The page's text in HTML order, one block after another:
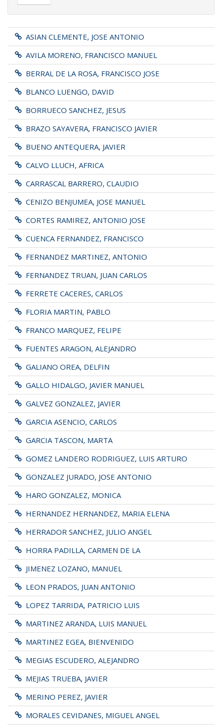
ASIAN CLEMENTE, JOSE ANTONIO
AVILA MORENO, FRANCISCO MANUEL
BERRAL DE LA ROSA, FRANCISCO JOSE
BLANCO LUENGO, DAVID
BORRUECO SANCHEZ, JESUS
BRAZO SAYAVERA, FRANCISCO JAVIER
BUENO ANTEQUERA, JAVIER
CALVO LLUCH, AFRICA
CARRASCAL BARRERO, CLAUDIO
CENIZO BENJUMEA, JOSE MANUEL
CORTES RAMIREZ, ANTONIO JOSE
CUENCA FERNANDEZ, FRANCISCO
FERNANDEZ MARTINEZ, ANTONIO
FERNANDEZ TRUAN, JUAN CARLOS
FERRETE CACERES, CARLOS
FLORIA MARTIN, PABLO
FRANCO MARQUEZ, FELIPE
FUENTES ARAGON, ALEJANDRO
GALIANO OREA, DELFIN
GALLO HIDALGO, JAVIER MANUEL
GALVEZ GONZALEZ, JAVIER
GARCIA ASENCIO, CARLOS
GARCIA TASCON, MARTA
GOMEZ LANDERO RODRIGUEZ, LUIS ARTURO
GONZALEZ JURADO, JOSE ANTONIO
HARO GONZALEZ, MONICA
HERNANDEZ HERNANDEZ, MARIA ELENA
HERRADOR SANCHEZ, JULIO ANGEL
HORRA PADILLA, CARMEN DE LA
JIMENEZ LOZANO, MANUEL
LEON PRADOS, JUAN ANTONIO
LOPEZ TARRIDA, PATRICIO LUIS
MARTINEZ ARANDA, LUIS MANUEL
MARTINEZ EGEA, BIENVENIDO
MEGIAS ESCUDERO, ALEJANDRO
MEJIAS TRUEBA, JAVIER
MERINO PEREZ, JAVIER
MORALES CEVIDANES, MIGUEL ANGEL